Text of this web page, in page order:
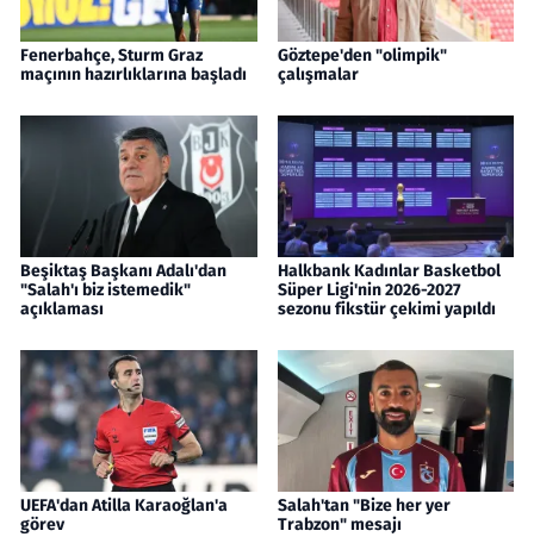
Fenerbahçe, Sturm Graz
maçının hazırlıklarına başladı
Göztepe'den "olimpik"
çalışmalar
Beşiktaş Başkanı Adalı'dan
"Salah'ı biz istemedik"
açıklaması
Halkbank Kadınlar Basketbol
Süper Ligi'nin 2026-2027
sezonu fikstür çekimi yapıldı
UEFA'dan Atilla Karaoğlan'a
görev
Salah'tan "Bize her yer
Trabzon" mesajı